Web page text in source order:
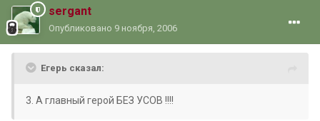
sergant
Опубликовано 9 ноября, 2006
Егерь сказал:
3. А главный герой БЕЗ УСОВ !!!!